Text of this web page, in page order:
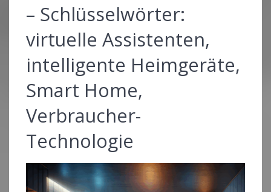
– Schlüsselwörter:
virtuelle Assistenten,
intelligente Heimgeräte,
Smart Home,
Verbraucher-
Technologie